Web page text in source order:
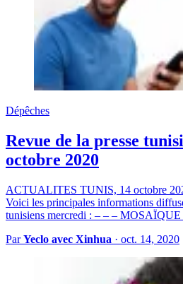
Dépêches
Revue de la presse
octobre 2020
ACTUALITES TUNIS, 14 octobre
Voici les principales informations
tunisiens mercredi : – – –
ParYeclo avec Xinhua · oct. 14, 2020